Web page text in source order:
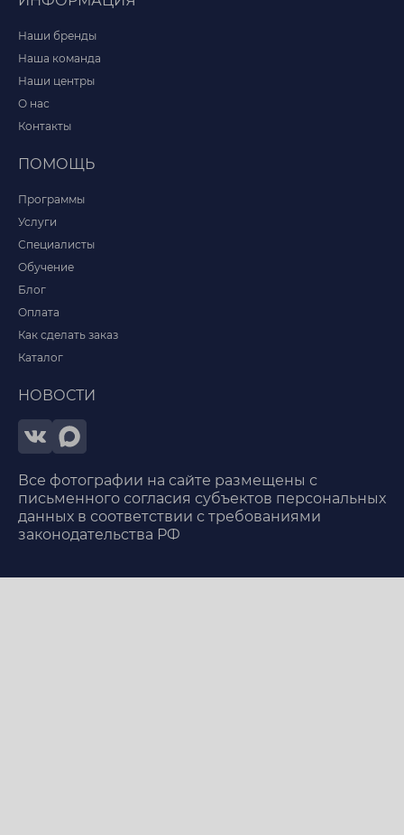
Наши бренды
Наша команда
Наши центры
О нас
Контакты
ПОМОЩЬ
Программы
Услуги
Специалисты
Обучение
Блог
Оплата
Как сделать заказ
Каталог
НОВОСТИ
Все фотографии на сайте размещены с
письменного согласия субъектов персональных
данных в соответствии с требованиями
законодательства РФ